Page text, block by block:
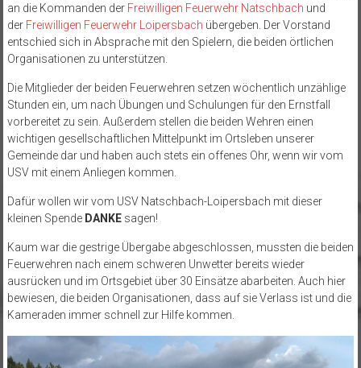
an die Kommanden der Freiwilligen Feuerwehr Natschbach und
der Freiwilligen Feuerwehr Loipersbach übergeben. Der Vorstand
entschied sich in Absprache mit den Spielern, die beiden örtlichen
Organisationen zu unterstützen.
Die Mitglieder der beiden Feuerwehren setzen wöchentlich unzählige
Stunden ein, um nach Übungen und Schulungen für den Ernstfall
vorbereitet zu sein. Außerdem stellen die beiden Wehren einen
wichtigen gesellschaftlichen Mittelpunkt im Ortsleben unserer
Gemeinde dar und haben auch stets ein offenes Ohr, wenn wir vom
USV mit einem Anliegen kommen.
Dafür wollen wir vom USV Natschbach-Loipersbach mit dieser
kleinen Spende DANKE sagen!
Kaum war die gestrige Übergabe abgeschlossen, mussten die beiden
Feuerwehren nach einem schweren Unwetter bereits wieder
ausrücken und im Ortsgebiet über 30 Einsätze abarbeiten. Auch hier
bewiesen, die beiden Organisationen, dass auf sie Verlass ist und die
Kameraden immer schnell zur Hilfe kommen.